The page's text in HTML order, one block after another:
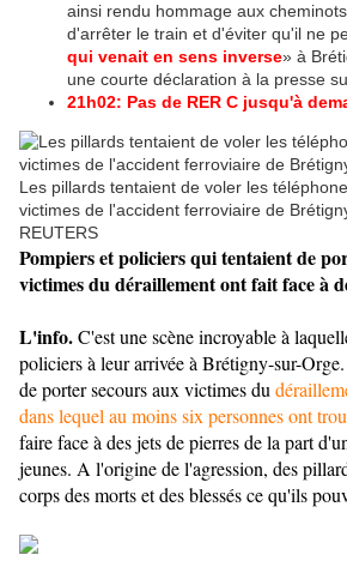
ainsi rendu hommage aux
d'arrêter le train et d'éviter qu'il ne
qui venait en sens inverse» à
une courte déclaration à la presse
21h02: Pas de RER C jusqu'à
Les pillards tentaient de voler les
victimes de l'accident ferroviaire de
REUTERS
Pompiers et policiers qui tentaient de
victimes du déraillement ont fait face à
L'info.C'est une scène incroyable à
policiers à leur arrivée à Brétigny-sur-
de porter secours aux victimes du
dans lequel au moins six personnes ont
faire face à des jets de pierres de la part
jeunes. A l'origine de l'agression, des
corps des morts et des blessés ce qu'ils